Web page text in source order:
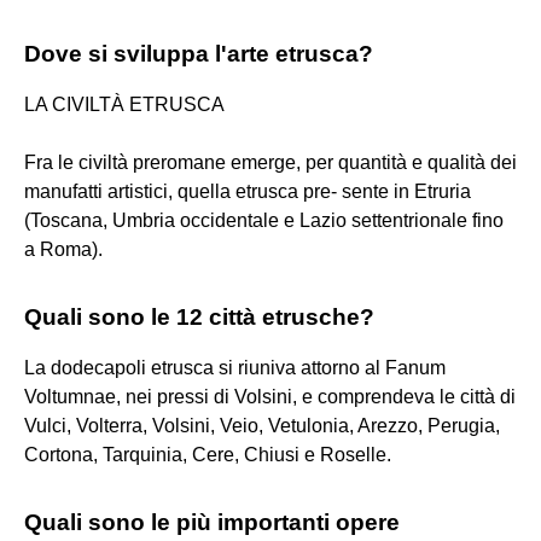
Dove si sviluppa l'arte etrusca?
LA CIVILTÀ ETRUSCA
Fra le civiltà preromane emerge, per quantità e qualità dei
manufatti artistici, quella etrusca pre- sente in Etruria
(Toscana, Umbria occidentale e Lazio settentrionale fino
a Roma).
Quali sono le 12 città etrusche?
La dodecapoli etrusca si riuniva attorno al Fanum
Voltumnae, nei pressi di Volsini, e comprendeva le città di
Vulci, Volterra, Volsini, Veio, Vetulonia, Arezzo, Perugia,
Cortona, Tarquinia, Cere, Chiusi e Roselle.
Quali sono le più importanti opere